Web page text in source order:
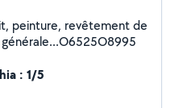
peinture, revêtement de
: 1/5